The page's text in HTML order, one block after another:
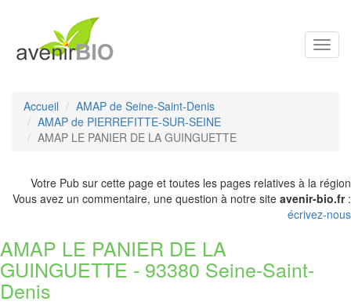
Accueil
AMAP de Seine-Saint-Denis
AMAP de PIERREFITTE-SUR-SEINE
AMAP LE PANIER DE LA GUINGUETTE
Votre Pub sur cette page et toutes les pages relatives à la région
Vous avez un commentaire, une question à notre site avenir-bio.fr:
écrivez-nous
AMAP LE PANIER DE LA
GUINGUETTE - 93380 Seine-Saint-
Denis